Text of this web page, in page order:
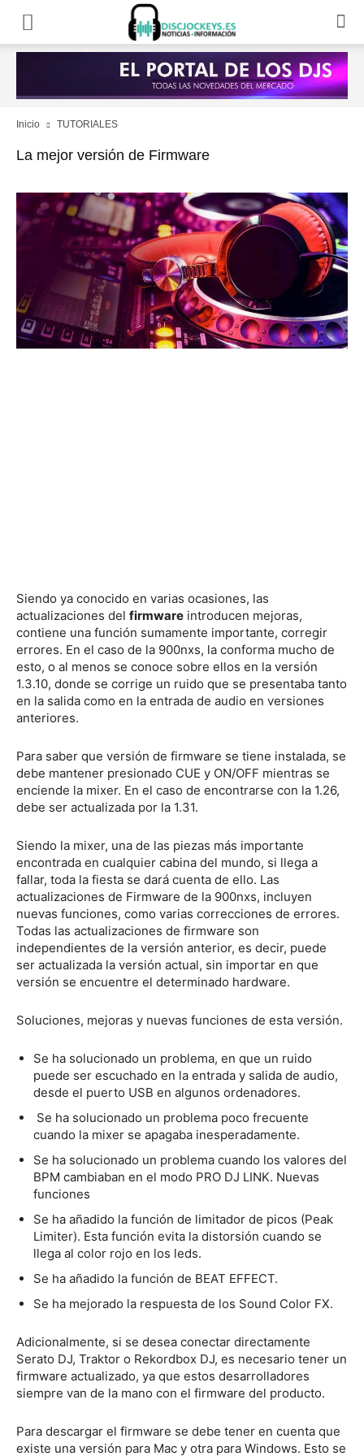
Inicio TUTORIALES
La mejor versión de Firmware
Siendo ya conocido en varias ocasiones, las
actualizaciones del firmware introducen mejoras,
contiene una función sumamente importante, corregir
errores. En el caso de la 900nxs, la conforma mucho de
esto, o al menos se conoce sobre ellos en la versión
1.3.10, donde se corrige un ruido que se presentaba tanto
en la salida como en la entrada de audio en versiones
anteriores.
Para saber que versión de firmware se tiene instalada, se
debe mantener presionado CUE y ON/OFF mientras se
enciende la mixer. En el caso de encontrarse con la 1.26,
debe ser actualizada por la 1.31.
Siendo la mixer, una de las piezas más importante
encontrada en cualquier cabina del mundo, si llega a
fallar, toda la fiesta se dará cuenta de ello. Las
actualizaciones de Firmware de la 900nxs, incluyen
nuevas funciones, como varias correcciones de errores.
Todas las actualizaciones de firmware son
independientes de la versión anterior, es decir, puede
ser actualizada la versión actual, sin importar en que
versión se encuentre el determinado hardware.
Soluciones, mejoras y nuevas funciones de esta versión.
Se ha solucionado un problema, en que un ruido
puede ser escuchado en la entrada y salida de audio,
desde el puerto USB en algunos ordenadores.
Se ha solucionado un problema poco frecuente
cuando la mixer se apagaba inesperadamente.
Se ha solucionado un problema cuando los valores del
BPM cambiaban en el modo PRO DJ LINK. Nuevas
funciones
Se ha añadido la función de limitador de picos (Peak
Limiter). Esta función evita la distorsión cuando se
llega al color rojo en los leds.
Se ha añadido la función de BEAT EFFECT.
Se ha mejorado la respuesta de los Sound Color FX.
Adicionalmente, si se desea conectar directamente
Serato DJ, Traktor o Rekordbox DJ, es necesario tener un
firmware actualizado, ya que estos desarrolladores
siempre van de la mano con el firmware del producto.
Para descargar el firmware se debe tener en cuenta que
existe una versión para Mac y otra para Windows. Esto se